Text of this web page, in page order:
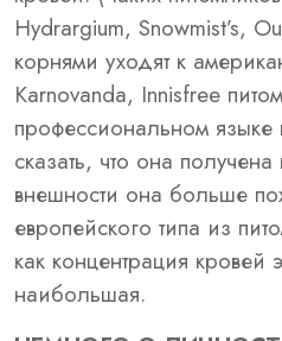
Hydrargium, Snowmist’s,
корнями уходят к
Karnovanda, Innisfree
профессиональном
сказать, что она
внешности она больше
европейского типа из
как концентрация кровей
наибольшая.